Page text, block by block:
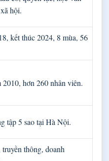
hội.
kết thúc 2024, 8 mùa, 56
2010, hơn 260 nhân viên.
tập 5 sao tại Hà Nội.
thông, doanh